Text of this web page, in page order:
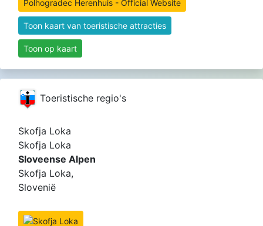
Polhogradec Herenhuis - Official Website
Toon kaart van toeristische attracties
Toon op kaart
Toeristische regio's
Skofja Loka
Skofja Loka
Sloveense Alpen
Skofja Loka,
Slovenië